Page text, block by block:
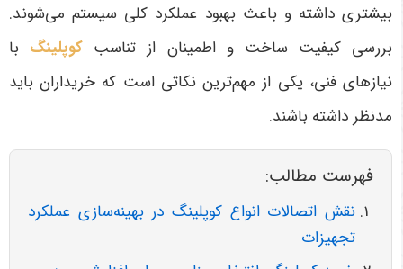
بیشتری داشته و باعث بهبود عملکرد کلی سیستم می‌شوند.
بررسی کیفیت ساخت و اطمینان از تناسب کوپلینگ با
نیازهای فنی، یکی از مهم‌ترین نکاتی است که خریداران باید
مدنظر داشته باشند.
فهرست مطالب:
نقش اتصالات انواع کوپلینگ در بهینه‌سازی عملکرد
تجهیزات